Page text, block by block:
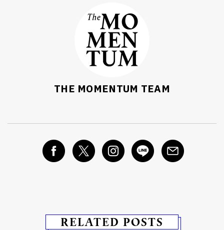
THE MOMENTUM TEAM
RELATED POSTS